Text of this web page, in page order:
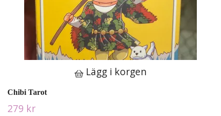
Lägg i korgen
Chibi Tarot
279 kr